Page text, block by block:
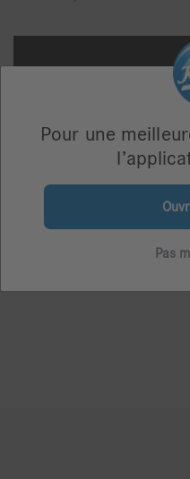
Pour une
Pas